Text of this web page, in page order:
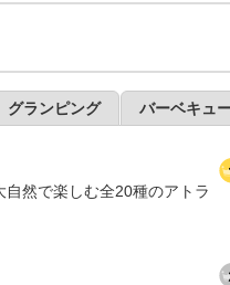
グランピング バーベキュ
自然で楽しむ全20種のアトラ